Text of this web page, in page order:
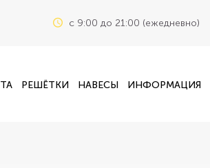
c 9:00 до 21:00 (ежедневно)
РЕШЁТКИ НАВЕСЫ ИНФОРМАЦИЯ